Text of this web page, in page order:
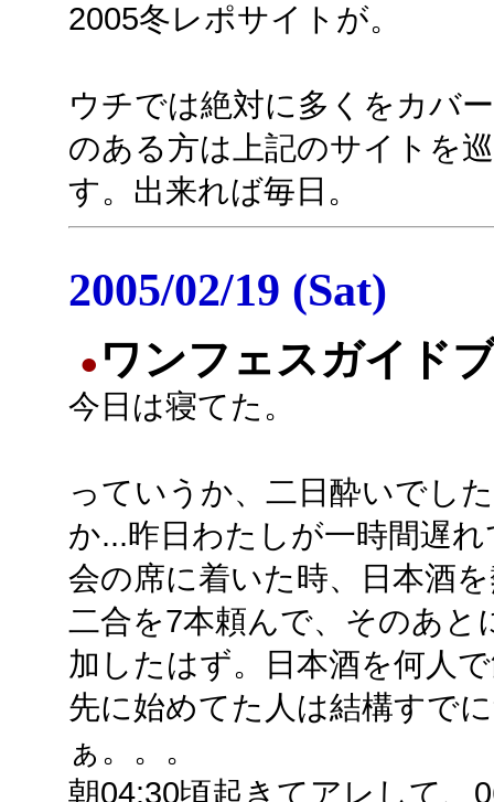
2005冬レポサイトが。
ウチでは絶対に多くをカバ
のある方は上記のサイトを
す。出来れば毎日。
2005/02/19 (Sat)
● ワンフェスガイド
今日は寝てた。
っていうか、二日酔いでし
か...昨日わたしが一時間遅
会の席に着いた時、日本酒
二合を7本頼んで、そのあと
加したはず。日本酒を何人
先に始めてた人は結構すで
ぁ。。。
朝04:30頃起きてアレして、